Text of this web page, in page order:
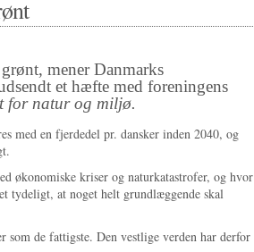
mener Danmarks
et hæfte med foreningens
for natur og miljø.
med en fjerdedel pr. dansker inden 2040, og
økonomiske kriser og naturkatastrofer, og hvor
tydeligt, at noget helt grundlæggende skal
som de fattigste. Den vestlige verden har derfor